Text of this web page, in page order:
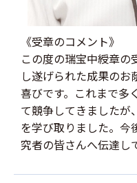
《受章のコメント》
この度の瑞宝中綬章の
し遂げられた成果のお
喜びです。これまで多
て競争してきましたが
を学び取りました。今
究者の皆さんへ伝達し